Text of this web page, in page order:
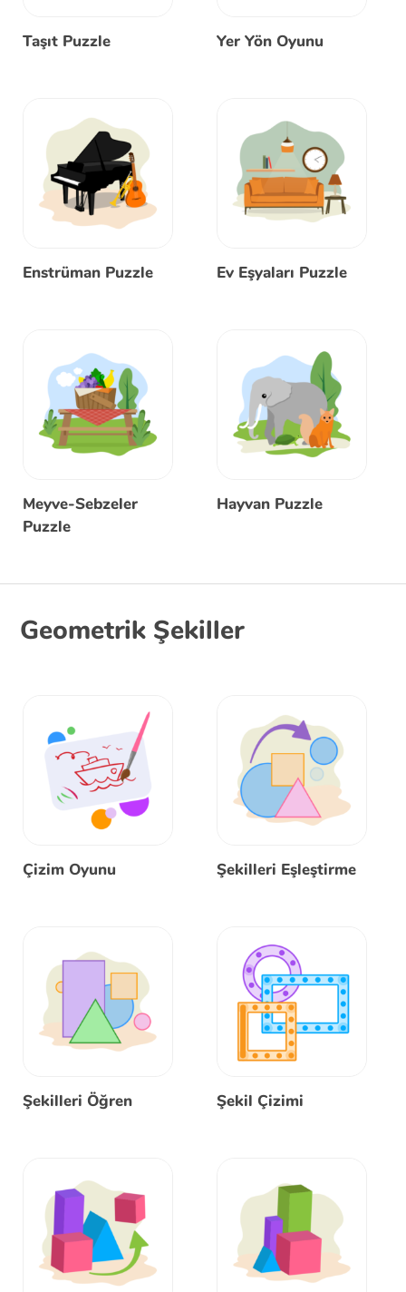
Taşıt Puzzle Yer Yön Oyunu
Enstrüman Puzzle Ev Eşyaları Puzzle
Meyve-Sebzeler
Puzzle
Hayvan Puzzle
Geometrik Şekiller
Çizim Oyunu Şekilleri Eşleştirme
Şekilleri Öğren Şekil Çizimi